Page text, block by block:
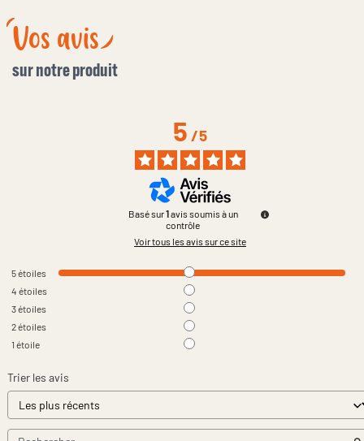
Vos avis
sur notre produit
5/5
Basé sur1avis soumis à un
contrôle
Voir tous les avis sur ce site
5étoiles
4 étoiles
3étoiles
2étoiles
1 étoile
Trier les avis